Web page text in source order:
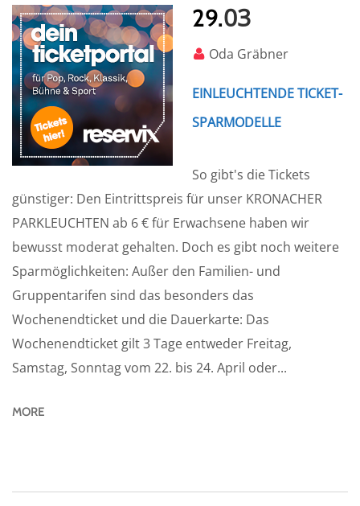
29.03
Oda Gräbner
EINLEUCHTENDE TICKET-
SPARMODELLE
So gibt's die Tickets
günstiger: Den Eintrittspreis für unser KRONACHER
PARKLEUCHTEN ab 6 € für Erwachsene haben wir
bewusst moderat gehalten. Doch es gibt noch weitere
Sparmöglichkeiten: Außer den Familien- und
Gruppentarifen sind das besonders das
Wochenendticket und die Dauerkarte: Das
Wochenendticket gilt 3 Tage entweder Freitag,
Samstag, Sonntag vom 22. bis 24. April oder...
MORE